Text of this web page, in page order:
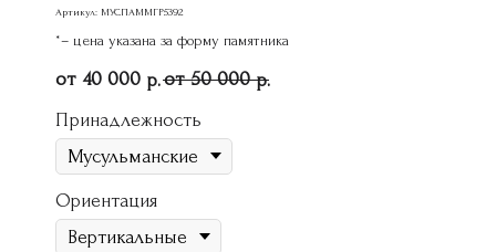
ГРАНИТА МГР-27
Артикул: МУСПАММГР5392
*– цена указана за форму памятника
40 000 р. 50 000 р.
Принадлежность
Ориентация